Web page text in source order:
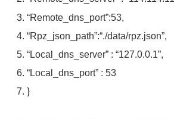
“Remote_dns_port”:53,
“Rpz_json_path”:“./data/rpz.json”,
“Local_dns_server” : “127.0.0.1”,
“Local_dns_port” : 53
}